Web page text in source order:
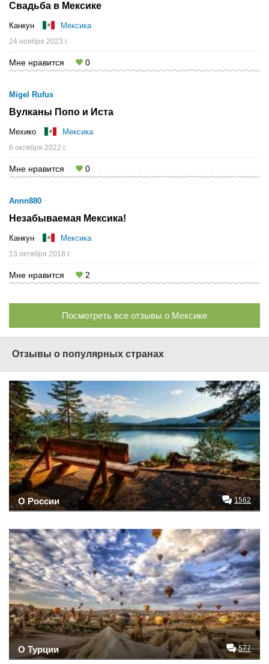
Свадьба в Мексике
Канкун Мексика
24 ноября 2023 г.
Мне нравится 0
Migel Rufus
Вулканы Попо и Иста
Мехико Мексика
6 октября 2022 г.
Мне нравится 0
Annn880
Незабываемая Мексика!
Канкун Мексика
13 октября 2018 г.
Мне нравится 2
Посмотреть все отзывы о Мексике
Отзывы о популярных странах
О России 1562
О Турции 577